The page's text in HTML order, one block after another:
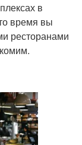
в
время вы
ресторанами